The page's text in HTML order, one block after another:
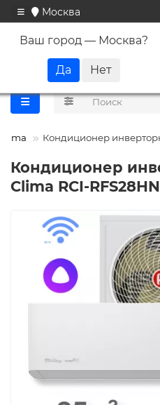
Москва
Ваш город — Москва?
+7
Кондиционер
Кондиционер
Clima RCI-RFS28HN